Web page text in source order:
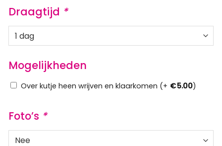
Draagtijd *
Mogelijkheden
Over kutje heen wrijven en klaarkomen (+ €5.00)
Foto’s *